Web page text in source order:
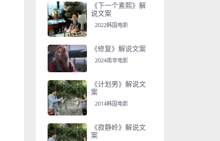
《下一个素熙》解
说文案
2022韩国电影
《修复》解说文案
2024南非电影
《计划男》解说文
案
2014韩国电影
《寂静岭》解说文
案